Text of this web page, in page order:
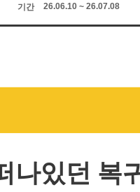
기간 26.06.10 ~ 26.07.08
나있던 복